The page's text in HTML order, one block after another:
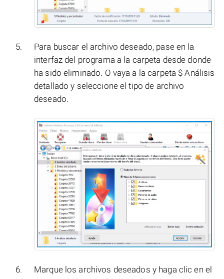
Para buscar el archivo deseado, pase en la
interfaz del programa a la carpeta desde donde
ha sido eliminado. O vaya a la carpeta $ Análisis
detallado y seleccione el tipo de archivo
deseado.
Marque los archivos deseados y haga clic en el